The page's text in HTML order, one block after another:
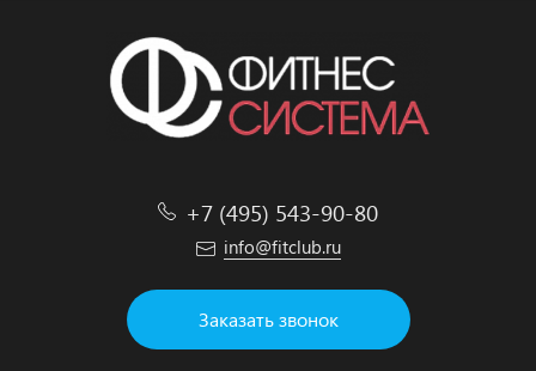
+7 (495) 543-90-80
info@fitclub.ru
Заказать звонок